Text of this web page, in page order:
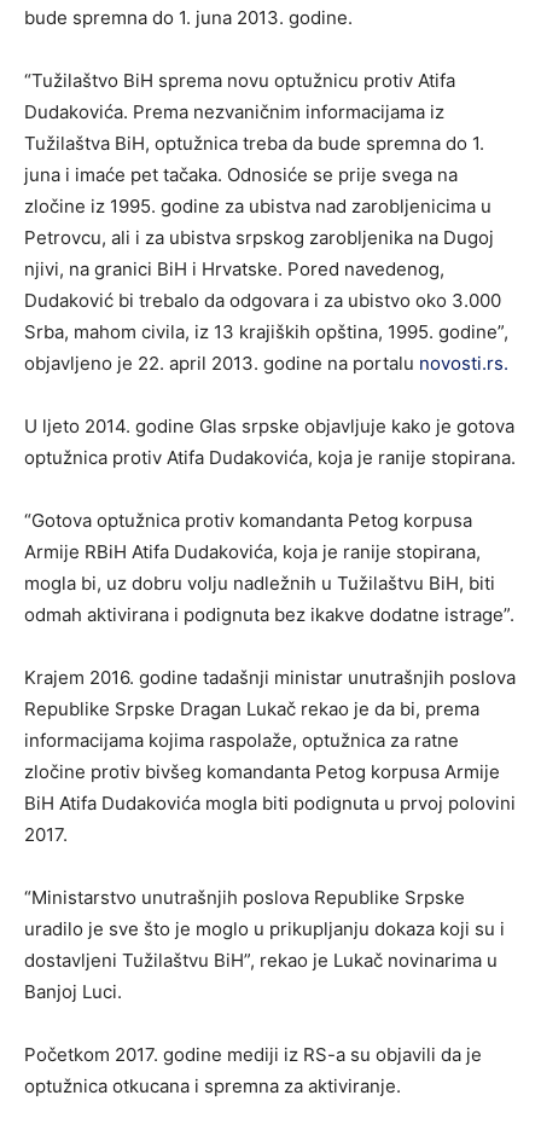
bude spremna do 1. juna 2013. godine.
“Tužilaštvo BiH sprema novu optužnicu protiv Atifa
Dudakovića. Prema nezvaničnim informacijama iz
Tužilaštva BiH, optužnica treba da bude spremna do 1.
juna i imaće pet tačaka. Odnosiće se prije svega na
zločine iz 1995. godine za ubistva nad zarobljenicima u
Petrovcu, ali i za ubistva srpskog zarobljenika na Dugoj
njivi, na granici BiH i Hrvatske. Pored navedenog,
Dudaković bi trebalo da odgovara i za ubistvo oko 3.000
Srba, mahom civila, iz 13 krajiških opština, 1995. godine”,
objavljeno je 22. april 2013. godine na portalu novosti.rs.
U ljeto 2014. godine Glas srpske objavljuje kako je gotova
optužnica protiv Atifa Dudakovića, koja je ranije stopirana.
“Gotova optužnica protiv komandanta Petog korpusa
Armije RBiH Atifa Dudakovića, koja je ranije stopirana,
mogla bi, uz dobru volju nadležnih u Tužilaštvu BiH, biti
odmah aktivirana i podignuta bez ikakve dodatne istrage”.
Krajem 2016. godine tadašnji ministar unutrašnjih poslova
Republike Srpske Dragan Lukač rekao je da bi, prema
informacijama kojima raspolaže, optužnica za ratne
zločine protiv bivšeg komandanta Petog korpusa Armije
BiH Atifa Dudakovića mogla biti podignuta u prvoj polovini
2017.
“Ministarstvo unutrašnjih poslova Republike Srpske
uradilo je sve što je moglo u prikupljanju dokaza koji su i
dostavljeni Tužilaštvu BiH”, rekao je Lukač novinarima u
Banjoj Luci.
Početkom 2017. godine mediji iz RS-a su objavili da je
optužnica otkucana i spremna za aktiviranje.